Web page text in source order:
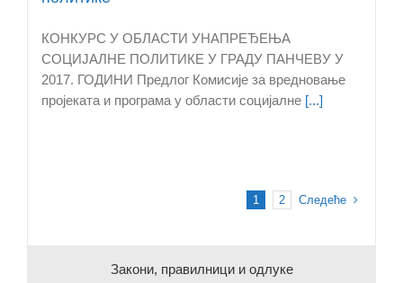
КОНКУРС У ОБЛАСТИ УНАПРЕЂЕЊА
СОЦИЈАЛНЕ ПОЛИТИКЕ У ГРАДУ ПАНЧЕВУ У
2017. ГОДИНИ Предлог Комисије за вредновање
пројеката и програма у области социјалне [...]
1 2 Следеће
Закони, правилници и одлуке